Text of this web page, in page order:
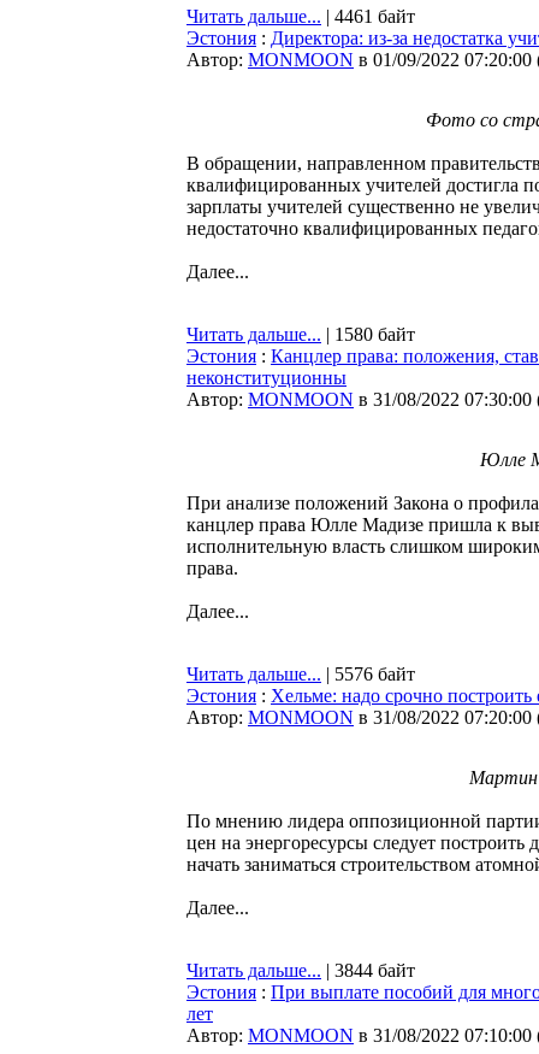
Читать дальше... | 4461 байт
Эстония : Директора: из-за недостатка
Автор: MONMOON в 01/09/2022 07:20:00
Фото со
В обращении, направленном
квалифицированных учителей достигла
зарплаты учителей существенно не
недостаточно квалифицированных
Далее...
Читать дальше... | 1580 байт
Эстония : Канцлер права: положения,
неконституционны
Автор: MONMOON в 31/08/2022 07:30:00
Юлле
При анализе положений Закона о
канцлер права Юлле Мадизе пришла к
исполнительную власть слишком
права.
Далее...
Читать дальше... | 5576 байт
Эстония : Хельме: надо срочно
Автор: MONMOON в 31/08/2022 07:20:00
Мартин
По мнению лидера оппозиционной
цен на энергоресурсы следует
начать заниматься строительством
Далее...
Читать дальше... | 3844 байт
Эстония : При выплате пособий для
лет
Автор: MONMOON в 31/08/2022 07:10:00